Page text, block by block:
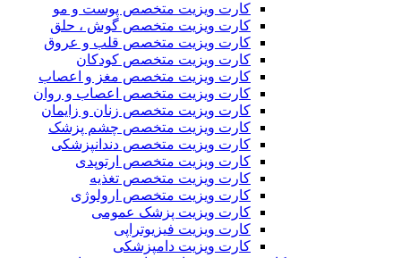
کارت ویزیت متخصص پوست و مو
کارت ویزیت متخصص گوش ، حلق
کارت ویزیت متخصص قلب و عروق
کارت ویزیت متخصص کودکان
کارت ویزیت متخصص مغز و اعصاب
کارت ویزیت متخصص اعصاب و روان
کارت ویزیت متخصص زنان و زایمان
کارت ویزیت متخصص چشم پزشک
کارت ویزیت متخصص دندانپزشکی
کارت ویزیت متخصص ارتوپدی
کارت ویزیت متخصص تغذیه
کارت ویزیت متخصص ارولوژی
کارت ویزیت پزشک عمومی
کارت ویزیت فیزیوتراپی
کارت ویزیت دامپزشکی